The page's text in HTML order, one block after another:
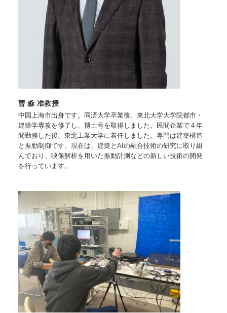
曹 淼 准教授
中国上海市出身です。同済大学卒業後、東北大学大学院都市・
建築学専攻を修了し、博士号を取得しました。民間企業で４年
間勤務した後、東北工業大学に着任しました。専門は建築構造
と振動制御です。現在は、建築とAIの融合技術の研究に取り組
んでおり、映像解析を用いた振動計測などの新しい技術の開発
を行っています。